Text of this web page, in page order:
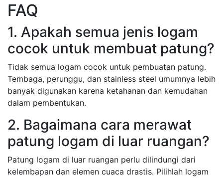
FAQ
1. Apakah semua jenis logam
cocok untuk membuat patung?
Tidak semua logam cocok untuk pembuatan patung.
Tembaga, perunggu, dan stainless steel umumnya lebih
banyak digunakan karena ketahanan dan kemudahan
dalam pembentukan.
2. Bagaimana cara merawat
patung logam di luar ruangan?
Patung logam di luar ruangan perlu dilindungi dari
kelembapan dan elemen cuaca drastis. Pilihlah logam